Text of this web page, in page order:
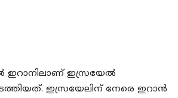
ഇറാനിലാണ് ഇസ്രയേല്‍
ഇസ്രയേലിന് നേരെ ഇറാന്‍